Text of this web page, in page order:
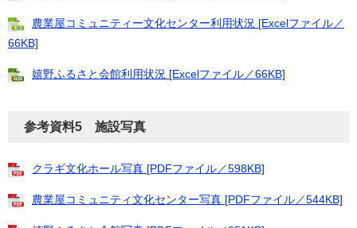
農業屋コミュニティー文化センター利用状況 [Excelファイル／
66KB]
嬉野ふるさと会館利用状況 [Excelファイル／66KB]
参考資料5 施設写真
クラギ文化ホール写真 [PDFファイル／598KB]
農業屋コミュニティ文化センター写真 [PDFファイル／544KB]